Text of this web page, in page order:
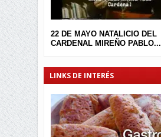
22 DE MAYO NATALICIO DEL
CARDENAL MIREÑO PABLO...
LINKS DE INTERÉS